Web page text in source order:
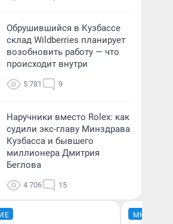
Обрушившийся в Кузбассе
склад Wildberries планирует
возобновить работу — что
происходит внутри
5 781 9
Наручники вместо Rolex: как
судили экс-главу Минздрава
Кузбасса и бывшего
миллионера Дмитрия
Беглова
4 706 15
МНЕНИЕ